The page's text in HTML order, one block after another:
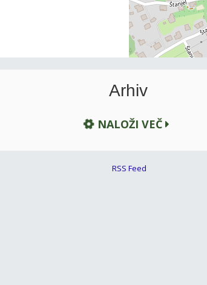
Arhiv
NALOŽI VEČ
RSS Feed